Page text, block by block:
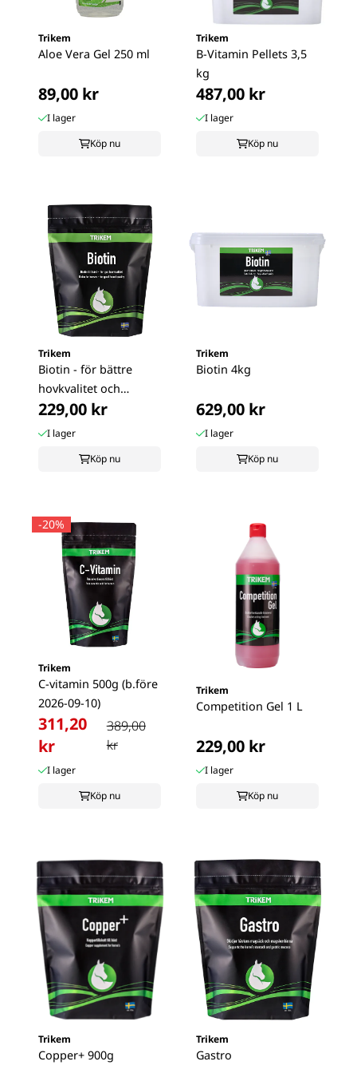
Trikem
Aloe Vera Gel 250 ml
89,00 kr
I lager
Köp nu
Trikem
B-Vitamin Pellets 3,5
kg
487,00 kr
I lager
Köp nu
Trikem
Biotin - för bättre
hovkvalitet och
proteinupptag
229,00 kr
I lager
Köp nu
Trikem
Biotin 4kg
629,00 kr
I lager
Köp nu
-20%
Trikem
C-vitamin 500g (b.före
2026-09-10)
311,20
kr
389,00
kr
I lager
Köp nu
Trikem
Competition Gel 1 L
229,00 kr
I lager
Köp nu
Trikem
Copper+ 900g
Trikem
Gastro